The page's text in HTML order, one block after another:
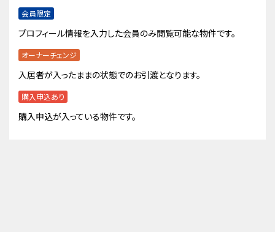
会員限定
プロフィール情報を入力した会員のみ閲覧可能な物件です。
オーナーチェンジ
入居者が入ったままの状態でのお引渡となります。
購入申込あり
購入申込が入っている物件です。